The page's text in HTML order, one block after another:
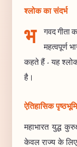
श्लोक का संदर्भ
भ
गवद गीता
महत्वपूर्ण
कहते हैं - यह श्लोक
है।
ऐतिहासिक पृष्ठभूमि
महाभारत युद्ध
केवल राज्य के लिए